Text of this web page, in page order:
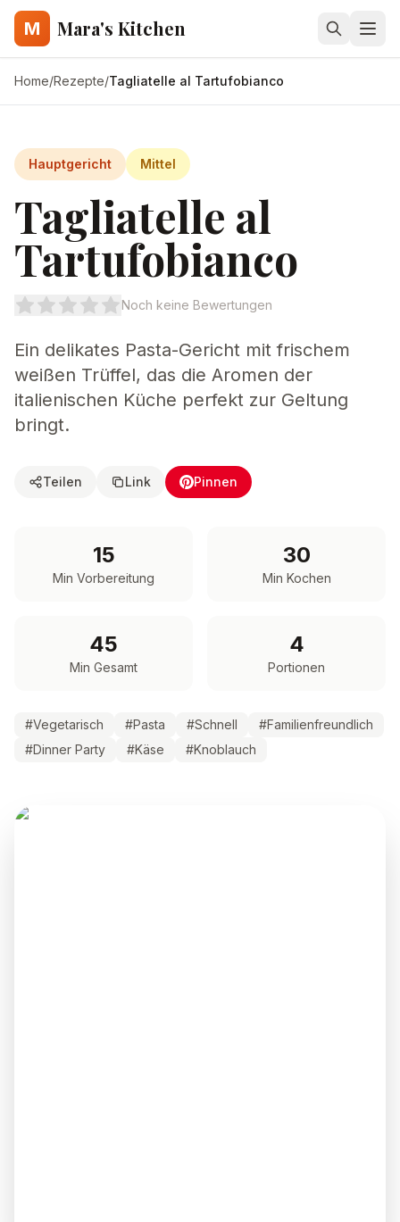
M Mara's Kitchen
Home/Rezepte/Tagliatelle al Tartufobianco
Hauptgericht Mittel
Tagliatelle al
Tartufobianco
Noch keine Bewertungen
Ein delikates Pasta-Gericht mit frischem
weißen Trüffel, das die Aromen der
italienischen Küche perfekt zur Geltung
bringt.
Teilen Link Pinnen
15
Min Vorbereitung
30
Min Kochen
45
Min Gesamt
4
Portionen
#Vegetarisch #Pasta #Schnell #Familienfreundlich
#Dinner Party #Käse #Knoblauch